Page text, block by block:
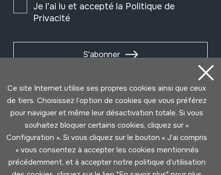
Je l'ai lu et accepté la Politique de
Privacité
S'abonner
Ce site Internet utilise ses propres cookies ainsi que ceux
de tiers. Choisissez l’option de cookies que vous préférez
pour naviguer et même leur désactivation totale. Si vous
souhaitez bloquer certains cookies, cliquez sur «
Configuration ». Si vous cliquez sur le bouton « J’ai compris
» vous consentez à accepter les cookies mentionnés
précédemment, et à accepter notre politique d’utilisation